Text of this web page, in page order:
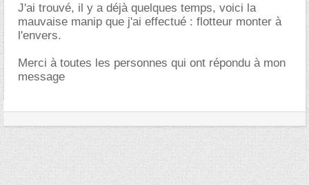
J'ai trouvé, il y a déjà quelques temps, voici la
mauvaise manip que j'ai effectué : flotteur monter à
l'envers.
Merci à toutes les personnes qui ont répondu à mon
message